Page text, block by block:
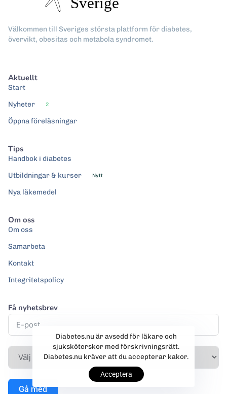
Välkommen till Sveriges största plattform för diabetes,
övervikt, obesitas och metabola syndromet.
Aktuellt
Start
Nyheter
2
Öppna föreläsningar
Tips
Handbok i diabetes
Utbildningar & kurser
Nytt
Nya läkemedel
Om oss
Om oss
Samarbeta
Kontakt
Integritetspolicy
Få nyhetsbrev
Gå med
Diabetes.nu är avsedd för läkare och
sjuksköterskor med förskrivningsrätt.
Diabetes.nu kräver att du accepterar kakor.
Acceptera